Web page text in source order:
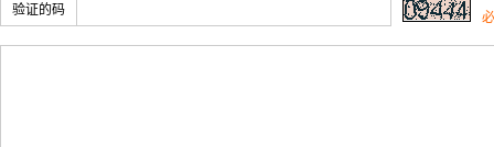
验证的码